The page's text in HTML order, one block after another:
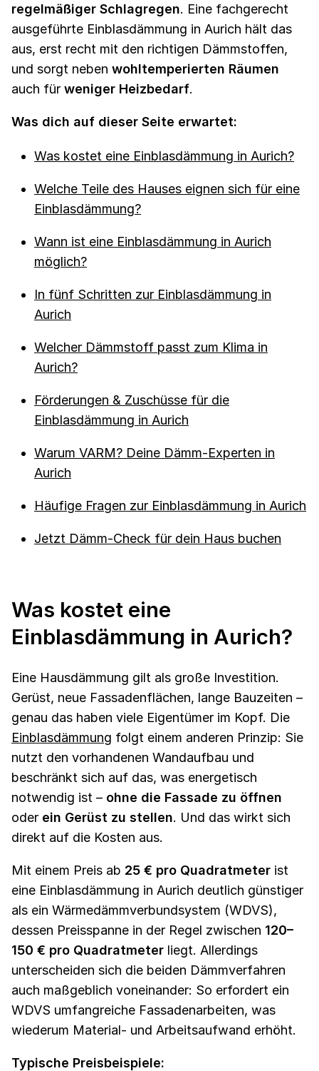
regelmäßiger Schlagregen. Eine fachgerecht
ausgeführte Einblasdämmung in Aurich hält das
aus, erst recht mit den richtigen Dämmstoffen,
und sorgt neben wohltemperierten Räumen
auch für weniger Heizbedarf.
Was dich auf dieser Seite erwartet:
Was kostet eine Einblasdämmung in Aurich?
Welche Teile des Hauses eignen sich für eine
Einblasdämmung?
Wann ist eine Einblasdämmung in Aurich
möglich?
In fünf Schritten zur Einblasdämmung in
Aurich
Welcher Dämmstoff passt zum Klima in
Aurich?
Förderungen & Zuschüsse für die
Einblasdämmung in Aurich
Warum VARM? Deine Dämm-Experten in
Aurich
Häufige Fragen zur Einblasdämmung in Aurich
Jetzt Dämm-Check für dein Haus buchen
Was kostet eine
Einblasdämmung in Aurich?
Eine Hausdämmung gilt als große Investition.
Gerüst, neue Fassadenflächen, lange Bauzeiten –
genau das haben viele Eigentümer im Kopf. Die
Einblasdämmung folgt einem anderen Prinzip: Sie
nutzt den vorhandenen Wandaufbau und
beschränkt sich auf das, was energetisch
notwendig ist – ohne die Fassade zu öffnen
oder ein Gerüst zu stellen. Und das wirkt sich
direkt auf die Kosten aus.
Mit einem Preis ab 25 € pro Quadratmeter ist
eine Einblasdämmung in Aurich deutlich günstiger
als ein Wärmedämmverbundsystem (WDVS),
dessen Preisspanne in der Regel zwischen 120–
150 € pro Quadratmeter liegt. Allerdings
unterscheiden sich die beiden Dämmverfahren
auch maßgeblich voneinander: So erfordert ein
WDVS umfangreiche Fassadenarbeiten, was
wiederum Material- und Arbeitsaufwand erhöht.
Typische Preisbeispiele: